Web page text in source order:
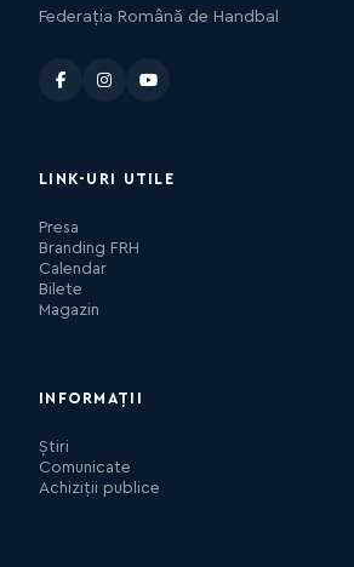
Federația Română de Handbal
LINK-URI UTILE
Presa
Branding FRH
Calendar
Bilete
Magazin
INFORMAȚII
Știri
Comunicate
Achiziții publice